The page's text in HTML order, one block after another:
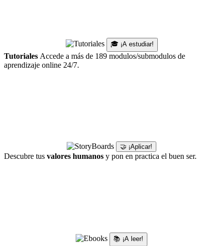
🎓 ¡A estudiar!
Tutoriales Accede a más de 189 modulos/submodulos de
aprendizaje online 24/7.
🤝 ¡Aplicar!
Descubre tus valores humanos y pon en practica el buen ser.
📚 ¡A leer!